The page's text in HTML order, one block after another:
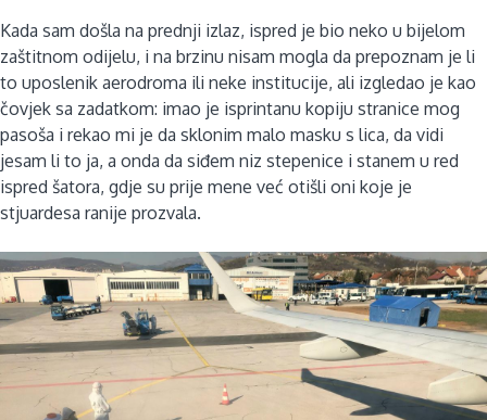
Kada sam došla na prednji izlaz, ispred je bio neko u bijelom
zaštitnom odijelu, i na brzinu nisam mogla da prepoznam je li
to uposlenik aerodroma ili neke institucije, ali izgledao je kao
čovjek sa zadatkom: imao je isprintanu kopiju stranice mog
pasoša i rekao mi je da sklonim malo masku s lica, da vidi
jesam li to ja, a onda da siđem niz stepenice i stanem u red
ispred šatora, gdje su prije mene već otišli oni koje je
stjuardesa ranije prozvala.